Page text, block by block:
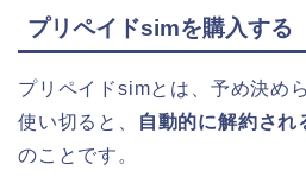
プリペイドsimを購入する
プリペイドsimとは、予め決め
使い切ると、
自動的に解約され
のことです。